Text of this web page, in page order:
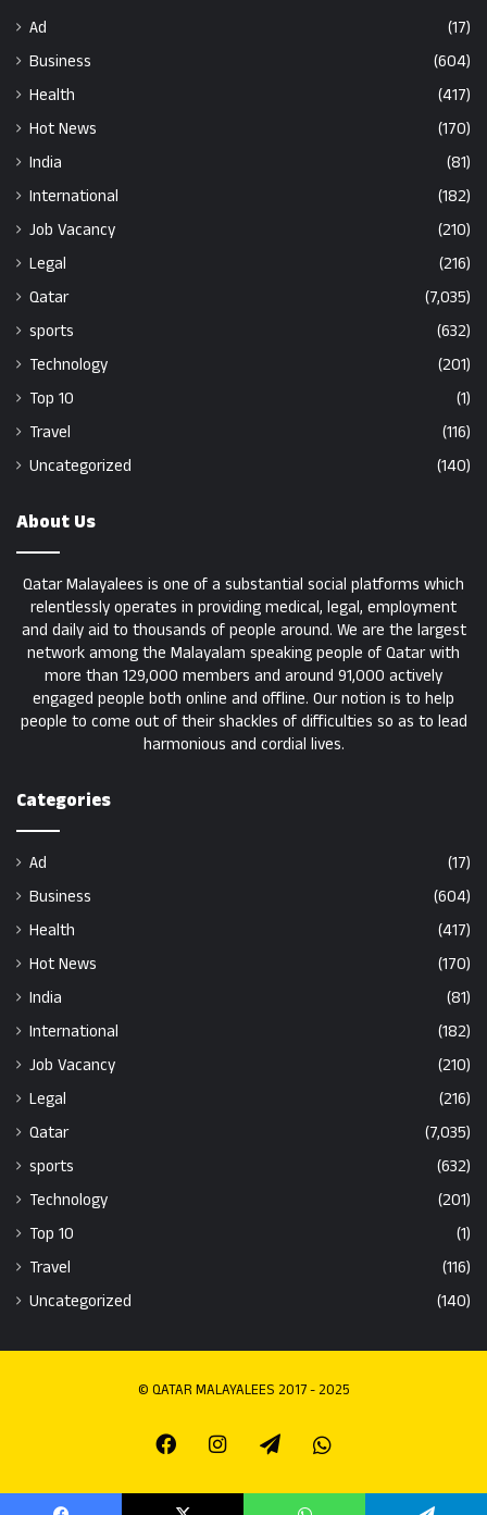
Ad
(17)
Business
(604)
Health
(417)
Hot News
(170)
India
(81)
International
(182)
Job Vacancy
(210)
Legal
(216)
Qatar
(7,035)
sports
(632)
Technology
(201)
Top 10
(1)
Travel
(116)
Uncategorized
(140)
About Us
Qatar Malayalees is one of a substantial social platforms which
relentlessly operates in providing medical, legal, employment
and daily aid to thousands of people around. We are the largest
network among the Malayalam speaking people of Qatar with
more than 129,000 members and around 91,000 actively
engaged people both online and offline. Our notion is to help
people to come out of their shackles of difficulties so as to lead
harmonious and cordial lives.
Categories
Ad
(17)
Business
(604)
Health
(417)
Hot News
(170)
India
(81)
International
(182)
Job Vacancy
(210)
Legal
(216)
Qatar
(7,035)
sports
(632)
Technology
(201)
Top 10
(1)
Travel
(116)
Uncategorized
(140)
© QATAR MALAYALEES 2017 - 2025
FacebookInstagramTelegramWhatsapp